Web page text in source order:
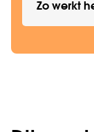
Zo werkt